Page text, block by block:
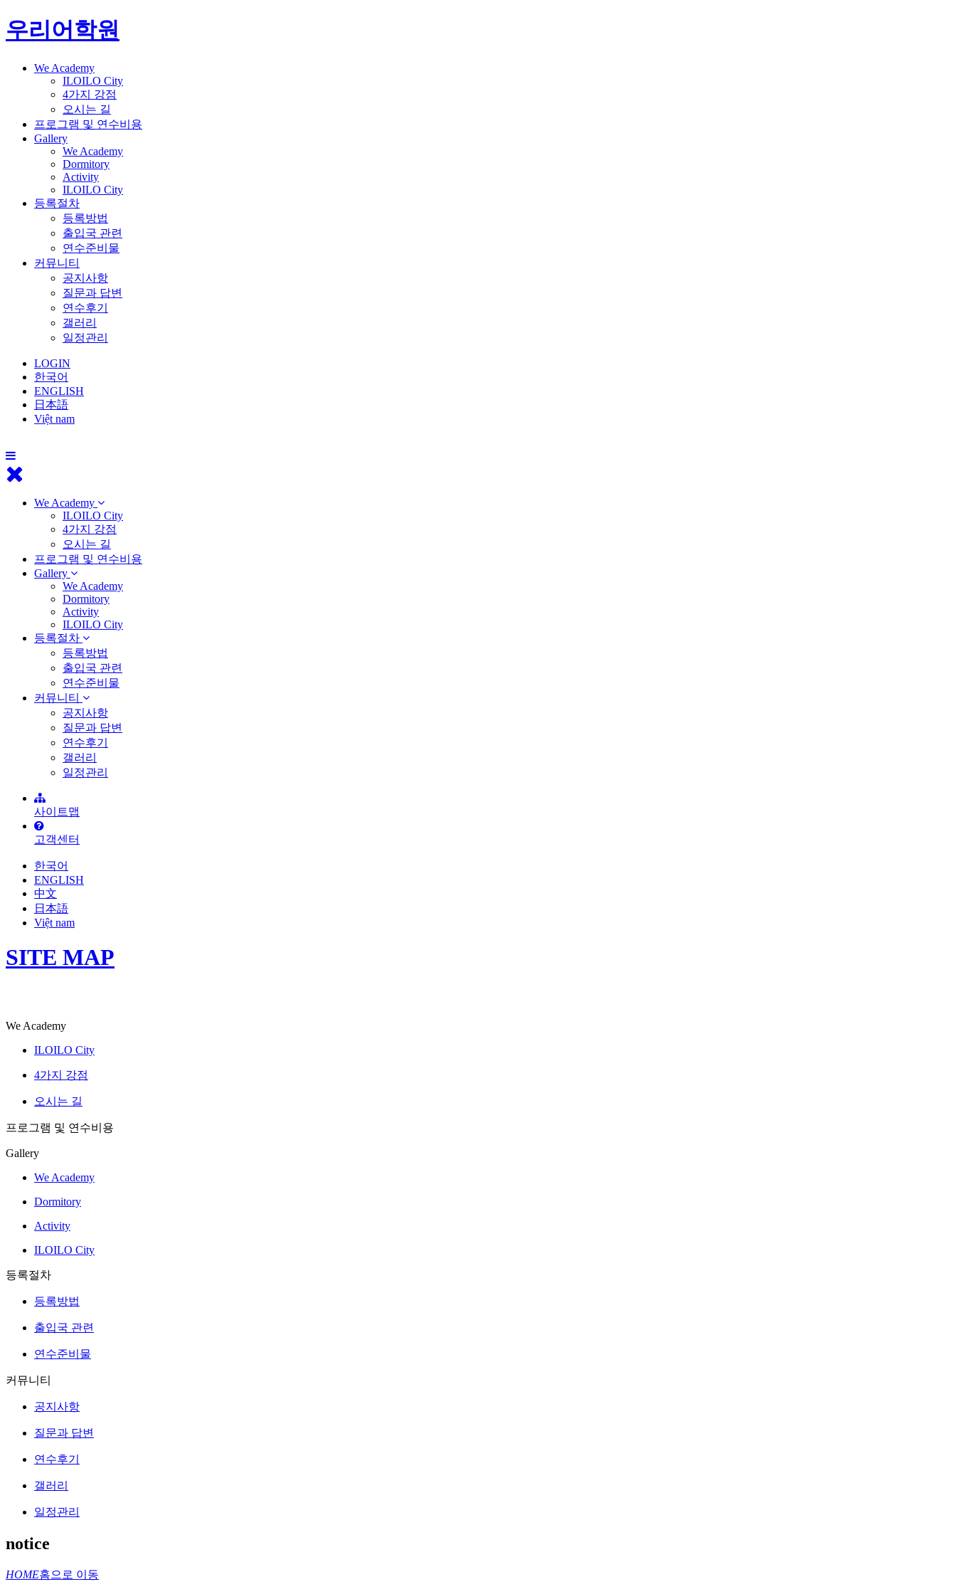
우리어학원
We Academy
ILOILO City
4가지 강점
오시는 길
프로그램 및 연수비용
Gallery
We Academy
Dormitory
Activity
ILOILO City
등록절차
등록방법
출입국 관련
연수준비물
커뮤니티
공지사항
질문과 답변
연수후기
갤러리
일정관리
LOGIN
한국어
ENGLISH
日本語
Việt nam
We Academy
ILOILO City
4가지 강점
오시는 길
프로그램 및 연수비용
Gallery
We Academy
Dormitory
Activity
ILOILO City
등록절차
등록방법
출입국 관련
연수준비물
커뮤니티
공지사항
질문과 답변
연수후기
갤러리
일정관리
사이트맵
고객센터
한국어
ENGLISH
中文
日本語
Việt nam
SITE MAP
We Academy
ILOILO City
4가지 강점
오시는 길
프로그램 및 연수비용
Gallery
We Academy
Dormitory
Activity
ILOILO City
등록절차
등록방법
출입국 관련
연수준비물
커뮤니티
공지사항
질문과 답변
연수후기
갤러리
일정관리
notice
HOME홈으로 이동